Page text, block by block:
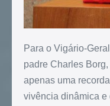
Para o Vigário-
padre Charles
apenas uma
vivência dinâmica e